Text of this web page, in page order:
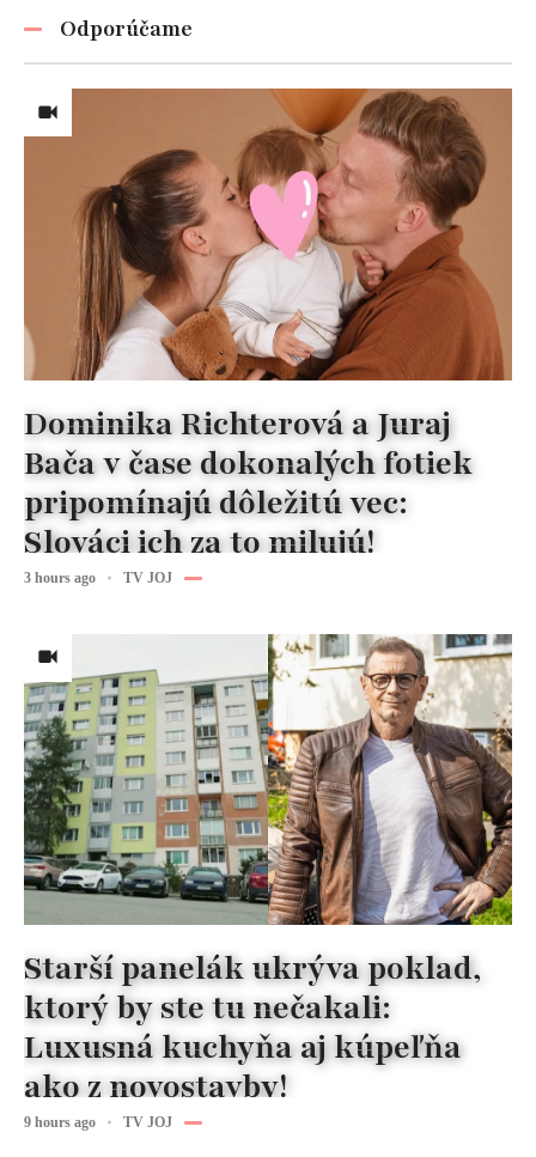
Odporúčame
Dominika Richterová a Juraj
Bača v čase dokonalých fotiek
pripomínajú dôležitú vec:
Slováci ich za to milujú!
3 hours ago TV JOJ
Starší panelák ukrýva poklad,
ktorý by ste tu nečakali:
Luxusná kuchyňa aj kúpeľňa
ako z novostavby!
9 hours ago TV JOJ